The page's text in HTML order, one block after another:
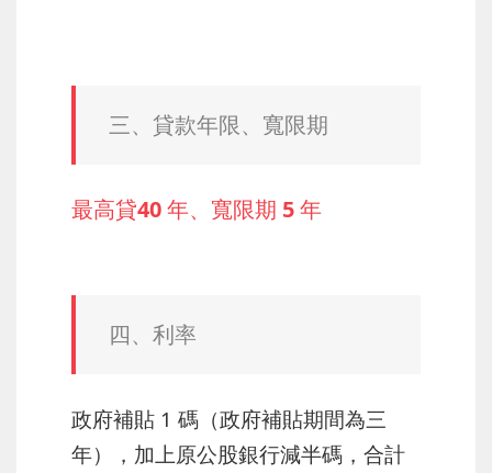
三、貸款年限、寬限期
最高貸40 年、寬限期 5 年
四、利率
政府補貼 1 碼（政府補貼期間為三
年），加上原公股銀行減半碼，合計